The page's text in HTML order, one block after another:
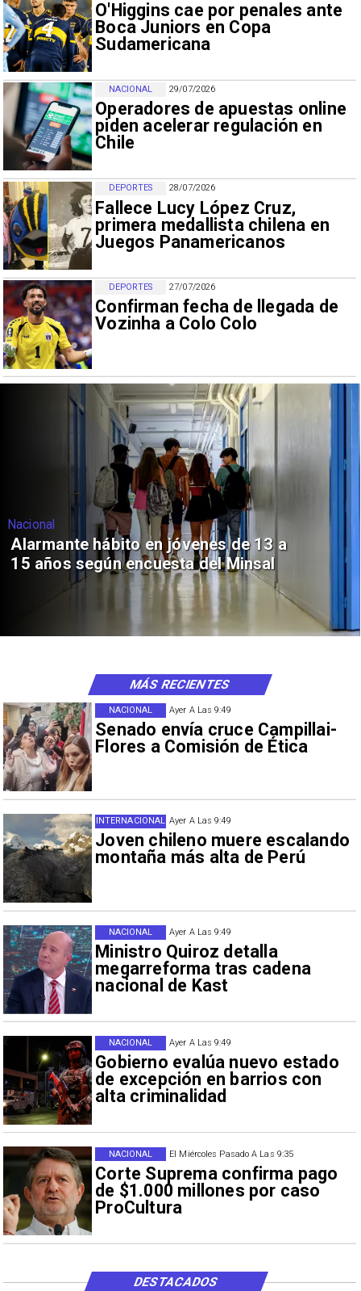
O'Higgins cae por penales ante
Boca Juniors en Copa
Sudamericana
29/07/2026
Operadores de apuestas online
piden acelerar regulación en
Chile
NACIONAL
28/07/2026
Fallece Lucy López Cruz,
primera medallista chilena en
Juegos Panamericanos
DEPORTES
27/07/2026
Confirman fecha de llegada de
Vozinha a Colo Colo
DEPORTES
Nacional
Alarmante hábito en jóvenes de 13 a
15 años según encuesta del Minsal
Ayer A Las 9:49
Senado envía cruce Campillai-
Flores a Comisión de Ética
NACIONAL
Ayer A Las 9:49
Joven chileno muere escalando
montaña más alta de Perú
INTERNACIONAL
Ayer A Las 9:49
Ministro Quiroz detalla
megarreforma tras cadena
nacional de Kast
NACIONAL
Ayer A Las 9:49
Gobierno evalúa nuevo estado
de excepción en barrios con
alta criminalidad
NACIONAL
El Miércoles Pasado A Las 9:35
Corte Suprema confirma pago
de $1.000 millones por caso
ProCultura
NACIONAL
MÁS RECIENTES
DESTACADOS